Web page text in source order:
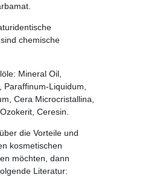
chemische
Mineral Oil,
Paraffinum-Liquidum,
Cera Microcristallina,
Ceresin.
die Vorteile und
kosmetischen
möchten, dann
Literatur: